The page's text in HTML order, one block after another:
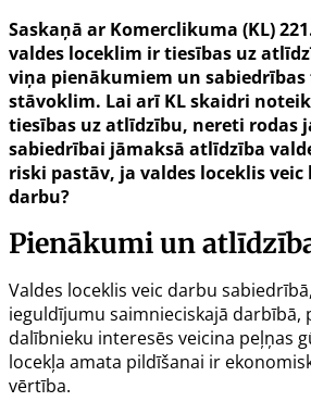
Saskaņā ar Komerclikuma (KL)
valdes loceklim ir tiesības uz
viņa pienākumiem un
stāvoklim. Lai arī KL skaidri
tiesības uz atlīdzību, nereti rodas
sabiedrībai jāmaksā atlīdzība
riski pastāv, ja valdes loceklis veic
darbu?
Pienākumi un
Valdes loceklis veic darbu
ieguldījumu saimnieciskajā darbībā,
dalībnieku interesēs veicina peļņas
locekļa amata pildīšanai ir
vērtība.